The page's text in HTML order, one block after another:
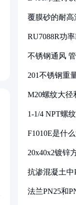
覆膜砂的耐
RU7088R功
不锈钢通风
201不锈钢重
M20螺纹大径
1-1/4 NPT螺
F1010E是什
20x40x2镀锌
抗渗混凝土中
法兰PN25和